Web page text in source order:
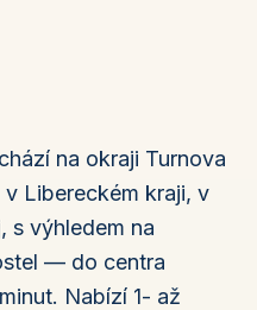
na okraji Turnova
Libereckém kraji, v
s výhledem na
— do centra
Nabízí 1- až